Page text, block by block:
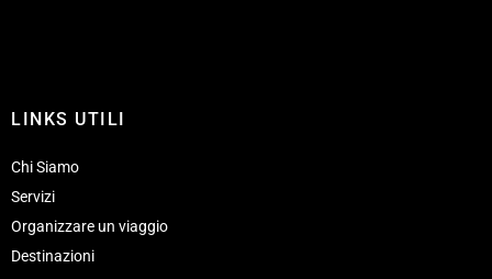
LINKS UTILI
Chi Siamo
Servizi
Organizzare un viaggio
Destinazioni